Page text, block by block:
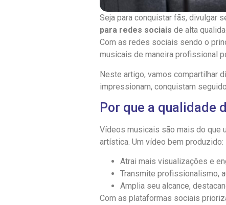
Seja para conquistar fãs, divulgar
para redes sociais de alta
Com as redes sociais sendo o
musicais de maneira profissional
Neste artigo, vamos compartilhar
impressionam, conquistam
Por que a qualidade
Vídeos musicais são mais do que
artística. Um vídeo bem produzido:
Atrai mais visualizações e
Transmite profissionalismo,
Amplia seu alcance,
Com as plataformas sociais